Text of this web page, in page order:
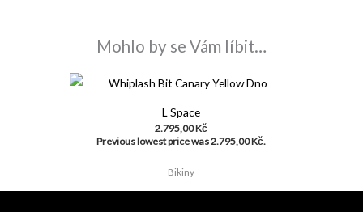
Mohlo by se Vám líbit…
L Space
2.795,00Kč
Previous lowest price was2.795,00Kč.
Bikiny